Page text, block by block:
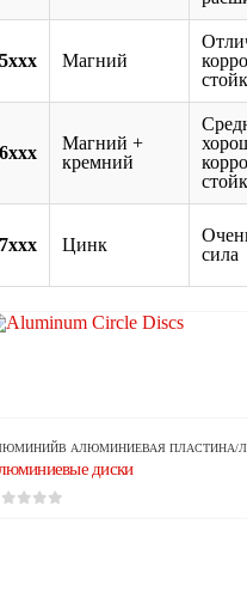
5xxx Магний
6xxx
Магний +
кремний
7xxx Цинк
сила
В АЛЮМИНИЕВАЯ ПЛАСТИНА/
диски